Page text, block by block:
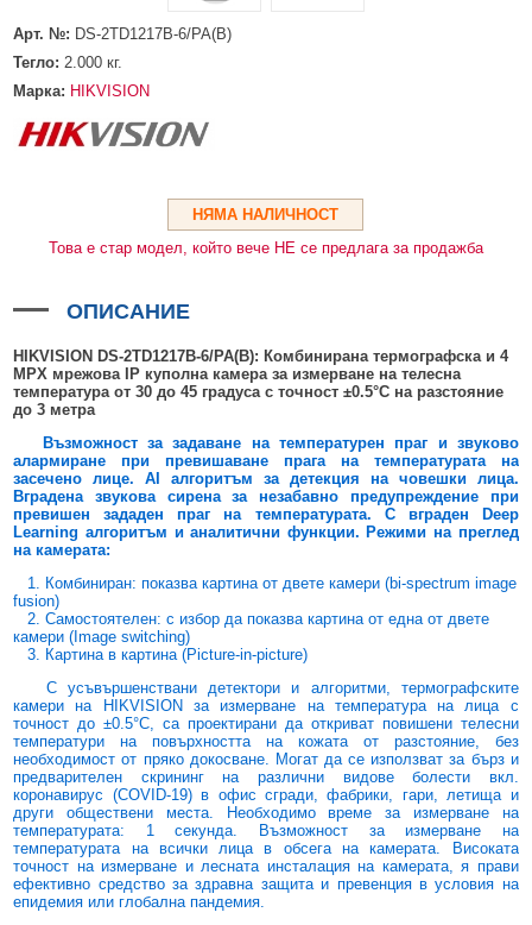
ГЪВКАВИ ГОФРИРАНИ ТРЪБИ
POE УДЪЛЖИТЕЛИ И POE СПЛИТЕРИ
МИКРОФОНИ И ГОВОРИТЕЛИ ЗА ВИДЕОНАБЛЮДЕНИЕ
УПРАВЛЕНИЯ ЗА ВЪРТЯЩИ КАМЕРИ
ГРЪМОЗАЩИТИ
ПВЦ КУТИИ
МЕДИА КОНВЕРТОРИ И SFP МОДУЛИ
БЕЗЖИЧНИ АЛАРМЕНИ СИСТЕМИ AJAX
БЕЗЖИЧНИ АЛАРМЕНИ ПАНЕЛИ (ХЪБ) AJAX
БЕЗЖИЧНИ РАЗШИРИТЕЛИ НА ОБХВАТ AJAX
БЕЗЖИЧНИ ДЕТЕКТОРИ AJAX
БЕЗЖИЧНИ ДЕТЕКТОРИ ЗА ПОЖАР, ДИМ, ТОПЛИНА И ВЪГЛЕРОДЕН
ОКСИД
БЕЗЖИЧНИ КЛАВИАТУРИ AJAX
БЕЗКОНТАКТНИ RFID КАРТИ И ЧИПОВЕ ЗА КЛАВИАТУРИ
БЕЗЖИЧНИ ДИСТАНЦИОННИ УПРАВЛЕНИЯ И БУТОНИ
БЕЗЖИЧНИ СИРЕНИ AJAX
МОДУЛИ ЗА СГРАДНА АВТОМАТИЗАЦИЯ AJAX
БЕЗЖИЧНИ АЛАРМЕНИ СИСТЕМИ HIKVISION AX PRO
БЕЗЖИЧНИ ПАНЕЛИ HIKVISION AX PRO
БЕЗЖИЧНИ ДЕТЕКТОРИ ЗА HIKVISION AX PRO
БЕЗЖИЧНИ МОДУЛИ И АКСЕСОАРИ ЗА HIKVISION AX PRO
КОМПЛЕКТИ БЕЗЖИЧНИ АЛАРМЕНИ СИСТЕМИ AX PRO
КОМУНИКАЦИОННИ ШКАФОВЕ
ALFALINE, СТЕННИ/СТОЯЩИ, С ОТВАРЯЕМИ И ЗАКЛЮЧВАЩИ СЕ
СТРАНИЦИ
INTERLINE, СТОЯЩИ - НЕОТВАРЯЕМИ СТРАНИЦИ
BETALINE, СТОЯЩИ С ОТВАРЯЕМИ И ЗАКЛЮЧВАЩИ СЕ СТРАНИЦИ
АКСЕСОАРИ ЗА КОМУНИКАЦИОННИ ШКАФОВЕ
УПОТРЕБЯВАНА ТЕХНИКА
Арт. №: DS-2TD1217B-6/PA(B)
Тегло:2.000 кг.
Марка: HIKVISION
НЯМА НАЛИЧНОСТ
Това е стар модел, който вече НЕ се предлага за продажба
ОПИСАНИЕ
HIKVISION DS-2TD1217B-6/PA(B): Комбинирана термографска и 4
MPX мрежова IP куполна камера за измерване на телесна
температура от 30 до 45 градуса с точност ±0.5°С на разстояние
до 3 метра
Възможност за задаване на температурен праг и звуково
алармиране при превишаване прага на температурата на
засечено лице. AI алгоритъм за детекция на човешки лица.
Вградена звукова сирена за незабавно предупреждение при
превишен зададен праг на температурата. Свграден Deep
Learning алгоритъм и аналитични функции. Режими на преглед
на камерата:
1. Комбиниран: показва картина от двете камери (bi-spectrum image
fusion)
2. Самостоятелен: с избор да показва картина от една от двете
камери (Image switching)
3. Картина в картина (Picture-in-picture)
С усъвършенствани детектори и алгоритми, термографските
камери на HIKVISION за измерване на температура на лица с
точност до ±0.5°С, са проектирани да откриват повишени телесни
температури на повърхността на кожата от разстояние, без
необходимост от пряко докосване. Могат да се използват за бърз и
предварителен скрининг на различни видове болести вкл.
коронавирус (COVID-19) в офис сгради, фабрики, гари, летища и
други обществени места. Необходимо време за измерване на
температурата: 1 секунда. Възможност за измерване на
температурата на всички лица в обсега на камерата. Високата
точност на измерване и лесната инсталация на камерата, я прави
ефективно средство за здравна защита и превенция в условия на
епидемия или глобална пандемия.